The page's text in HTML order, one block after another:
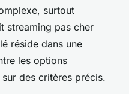
surtout
streaming pas cher
réside dans une
les options
des critères précis.